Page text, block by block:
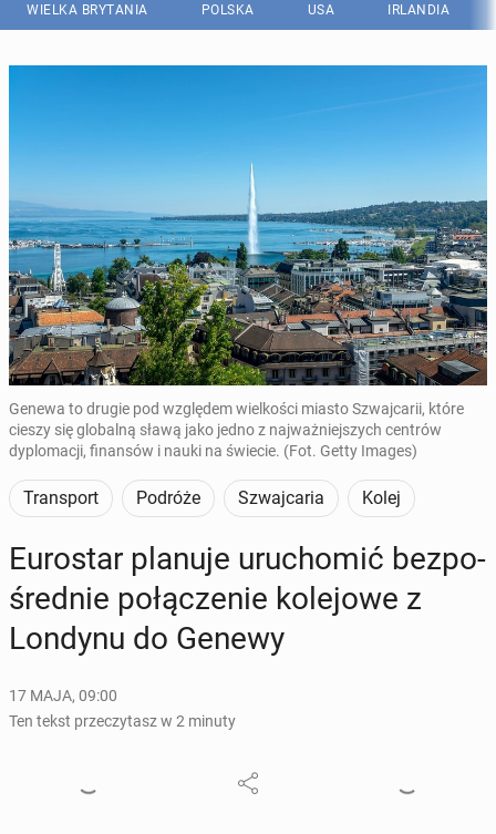
WIELKA BRYTANIA POLSKA USA IRLANDIA
Genewa to drugie pod względem wielkości miasto Szwajcarii, które
cieszy się globalną sławą jako jedno z najważniejszych centrów
dyplomacji, finansów i nauki na świecie. (Fot. Getty Images)
Transport Podróże Szwajcaria Kolej
Eu­ro­star planuje uru­cho­mić bez­po­
śred­nie po­łą­cze­nie ko­le­jo­we z
Londynu do Genewy
17 MAJA, 09:00
Ten tekst przeczytasz w 2 minuty